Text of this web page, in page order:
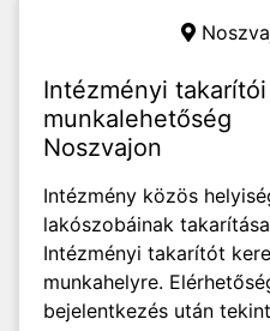
Intézményi takarítói
munkalehetőség
Noszvajon
Intézmény közös
lakószobáinak
Intézményi takarítót
munkahelyre.
bejelentkezés után